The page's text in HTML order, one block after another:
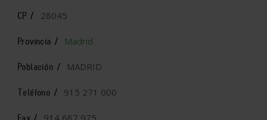
CP / 28045
Provincia / Madrid
Población / MADRID
Teléfono / 915 271 000
914 687 975